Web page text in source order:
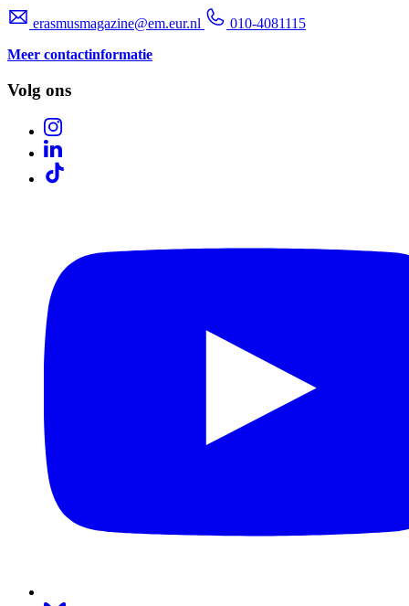
erasmusmagazine@em.eur.nl
010-4081115
Meer contactinformatie
Volg ons